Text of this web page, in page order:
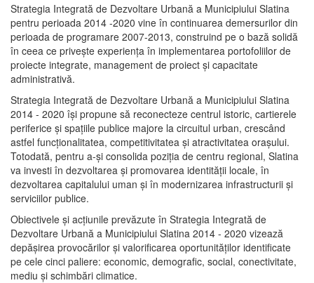
Strategia Integrată de Dezvoltare Urbană a Municipiului Slatina
pentru perioada 2014 -2020 vine în continuarea demersurilor din
perioada de programare 2007-2013, construind pe o bază solidă
în ceea ce priveşte experienţa în implementarea portofoliilor de
proiecte integrate, management de proiect și capacitate
administrativă.
Strategia Integrată de Dezvoltare Urbană a Municipiului Slatina
2014 - 2020 își propune să reconecteze centrul istoric, cartierele
periferice şi spaţiile publice majore la circuitul urban, crescând
astfel funcţionalitatea, competitivitatea şi atractivitatea oraşului.
Totodată, pentru a-şi consolida poziţia de centru regional, Slatina
va investi în dezvoltarea şi promovarea identităţii locale, în
dezvoltarea capitalului uman şi în modernizarea infrastructurii şi
serviciilor publice.
Obiectivele şi acţiunile prevăzute în Strategia Integrată de
Dezvoltare Urbană a Municipiului Slatina 2014 - 2020 vizează
depășirea provocărilor şi valorificarea oportunităţilor identificate
pe cele cinci paliere: economic, demografic, social, conectivitate,
mediu şi schimbări climatice.